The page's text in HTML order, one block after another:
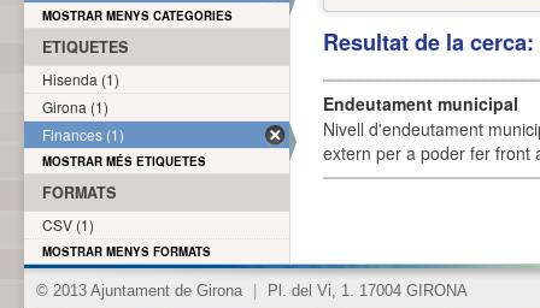
Resultat de la
Endeutament municipal
Nivell d'endeutament
extern per a poder fer front
MOSTRAR MENYS CATEGORIES
ETIQUETES
Hisenda (1)
Girona (1)
Finances (1)
MOSTRAR MÉS ETIQUETES
FORMATS
CSV (1)
MOSTRAR MENYS FORMATS
© 2013 Ajuntament de Girona Pl. del Vi, 1. 17004 GIRONA